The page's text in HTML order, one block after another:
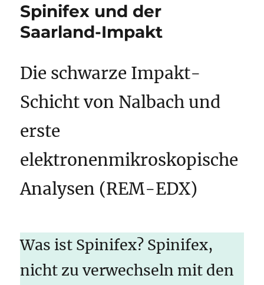
Spinifex und der
Saarland-Impakt
Die schwarze Impakt-
Schicht von Nalbach und
erste
elektronenmikroskopische
Analysen (REM-EDX)
Was ist Spinifex? Spinifex,
nicht zu verwechseln mit den